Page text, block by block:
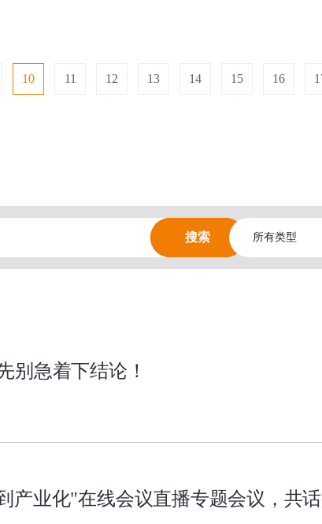
10 11 12 13 14 15 16
搜索
搜索 所有类型
别急着下结论！
产业化"在线会议直播专题会议，共